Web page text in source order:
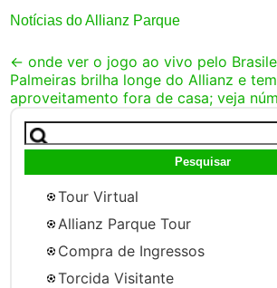
Notícias do Allianz Parque
Post
navigation
← onde ver o jogo ao vivo pelo
Palmeiras brilha longe do Allianz e
aproveitamento fora de casa; veja
Pesquisar
por:
Tour Virtual
Allianz Parque Tour
Compra de Ingressos
Torcida Visitante